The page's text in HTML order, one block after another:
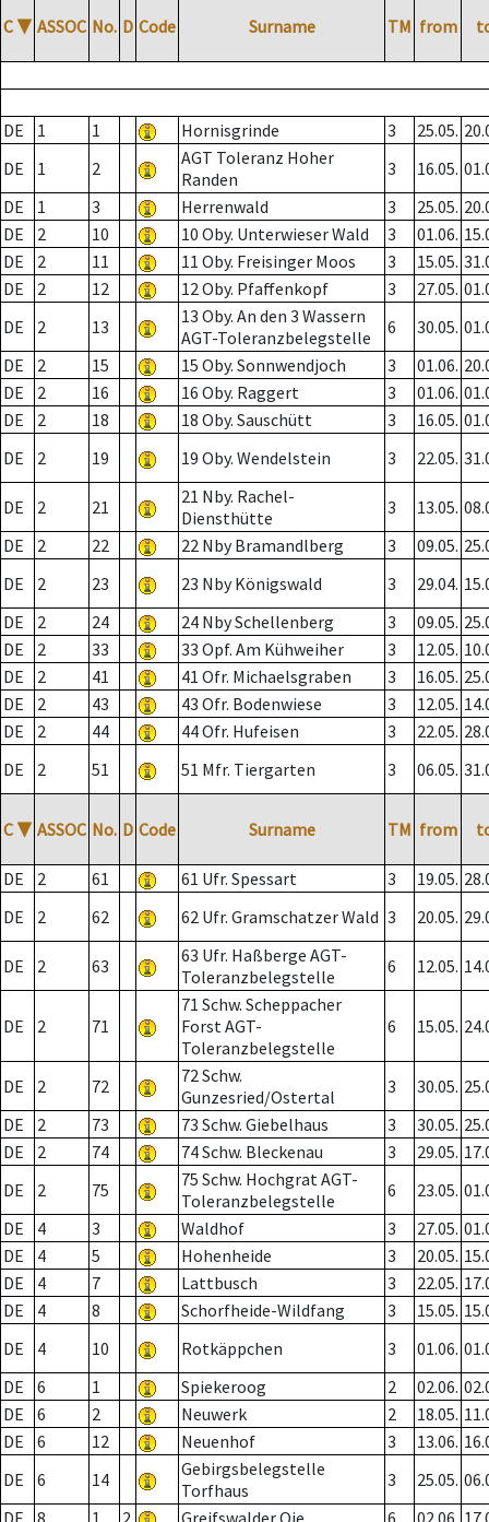
C ▼ ASSOC No. D Code Surname TM from
DE 1 1 Hornisgrinde 3 25.05.
DE
1 2
AGT Toleranz Hoher
Randen
3 16.05.
DE
1 3 Herrenwald 3 25.05.
DE
2 10 10 Oby. Unterwieser Wald 3 01.06.
DE
2 11 11 Oby. Freisinger Moos 3 15.05.
DE
2 12 12 Oby. Pfaffenkopf 3 27.05.
DE
2 13
13 Oby. An den 3 Wassern
AGT-Toleranzbelegstelle
6 30.05.
DE
2 15 15 Oby. Sonnwendjoch 3 01.06.
DE
2 16 16 Oby. Raggert 3 01.06.
DE
2 18 18 Oby. Sauschütt 3 16.05.
DE
2 19 19 Oby. Wendelstein 3 22.05.
DE 2 21
21 Nby. Rachel-
Diensthütte
3 13.05.
DE
2 22 22 Nby Bramandlberg 3 09.05.
DE
2 23 23 Nby Königswald 3 29.04.
DE
2 24 24 Nby Schellenberg 3 09.05.
DE
2 33 33 Opf. Am Kühweiher 3 12.05.
DE
2 41 41 Ofr. Michaelsgraben 3 16.05.
DE
2 43 43 Ofr. Bodenwiese 3 12.05.
DE
2 44 44 Ofr. Hufeisen 3 22.05.
DE
2 51 51 Mfr. Tiergarten 3 06.05.
C ▼ ASSOC No. D Code Surname TM from
DE 2 61 61 Ufr. Spessart 3 19.05.
DE
2 62 62 Ufr. Gramschatzer Wald 3 20.05.
DE 2 63
63 Ufr. Haßberge AGT-
Toleranzbelegstelle
6 12.05.
DE 2 71
71 Schw. Scheppacher
Forst AGT-
Toleranzbelegstelle
6 15.05.
DE 2 72
72 Schw.
Gunzesried/Ostertal
3 30.05.
DE
2 73 73 Schw. Giebelhaus 3 30.05.
DE
2 74 74 Schw. Bleckenau 3 29.05.
DE
2 75
75 Schw. Hochgrat AGT-
Toleranzbelegstelle
6 23.05.
DE
4 3 Waldhof 3 27.05.
DE
4 5 Hohenheide 3 20.05.
DE
4 7 Lattbusch 3 22.05.
DE
4 8 Schorfheide-Wildfang 3 15.05.
DE
4 10 Rotkäppchen 3 01.06.
DE
6 1 Spiekeroog 2 02.06.
DE
6 2 Neuwerk 2 18.05.
DE
6 12 Neuenhof 3 13.06.
DE
6 14
Gebirgsbelegstelle
Torfhaus
3 25.05.